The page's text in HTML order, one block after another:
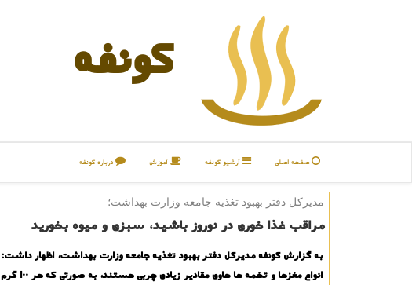
كونفه
صفحه اصلی آرشیو كونفه آموزش درباره كونفه
مدیركل دفتر بهبود تغذیه جامعه وزارت بهداشت؛
مراقب غذا خوری در نوروز باشید، سبزی و میوه بخورید
به گزارش كونفه مدیركل دفتر بهبود تغذیه جامعه وزارت بهداشت، اظهار داشت:
انواع مغزها و تخمه ها حاوی مقادیر زیادی چربی هستند، به صورتی كه هر ۱۰۰ گرم